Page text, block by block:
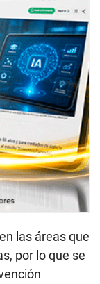
las áreas que
por lo que se